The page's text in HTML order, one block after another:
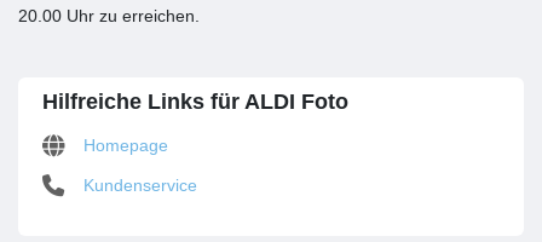
20.00 Uhr zu erreichen.
Hilfreiche Links für ALDI Foto
Homepage
Kundenservice